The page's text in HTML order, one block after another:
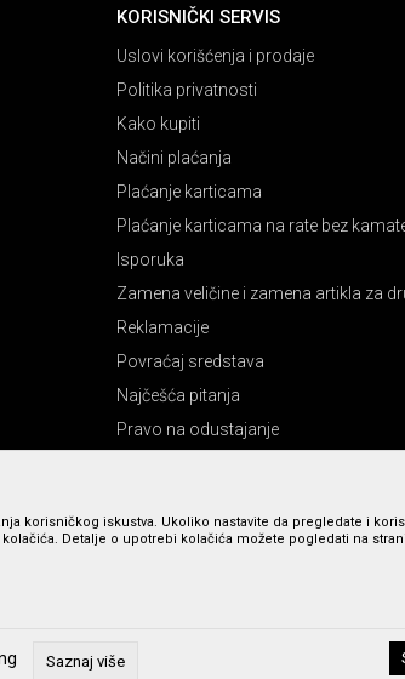
KORISNIČKI SERVIS
Uslovi korišćenja i prodaje
Politika privatnosti
Kako kupiti
Načini plaćanja
Plaćanje karticama
Plaćanje karticama na rate bez
Isporuka
Zamena veličine i zamena artikla za
Reklamacije
Povraćaj sredstava
Najčešća pitanja
Pravo na odustajanje
Raspoloživost robe možete proveriti pozivom na
korisničkog iskustva. Ukoliko nastavite da pregledate i
Detalje o upotrebi kolačića možete pogledati na
Saznaj više